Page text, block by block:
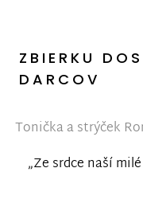
ZBIERKU
DARCOV
Tonička a strýček
„Ze srdce naší